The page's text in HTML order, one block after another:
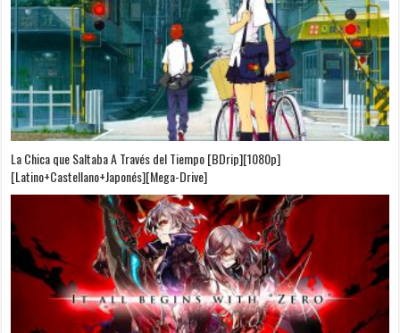
La Chica que Saltaba A Través del Tiempo [BDrip][1080p]
[Latino+Castellano+Japonés][Mega-Drive]